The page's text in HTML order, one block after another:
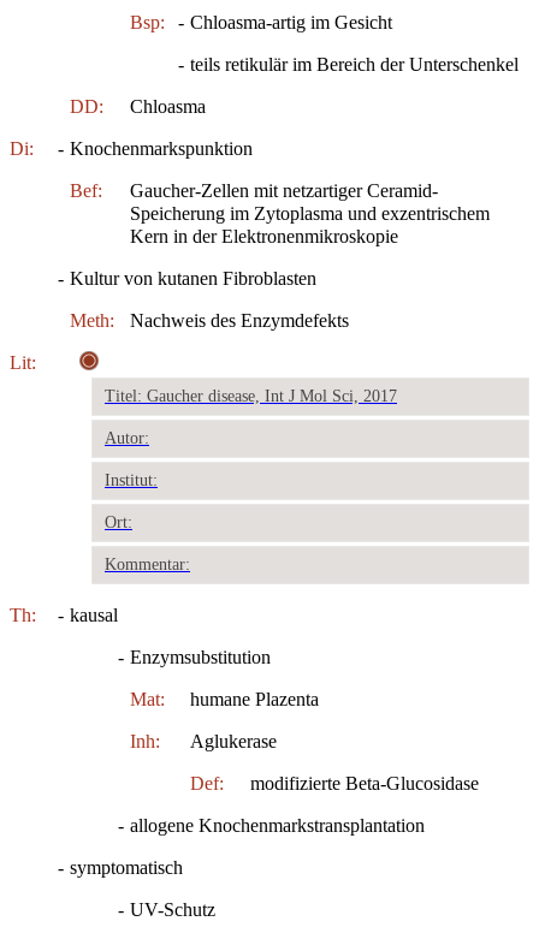
Bsp: - Chloasma-artig im Gesicht
- teils retikulär im Bereich der Unterschenkel
DD: Chloasma
Di: - Knochenmarkspunktion
Bef:
Gaucher-Zellen mit netzartiger Ceramid-
Speicherung im Zytoplasma und exzentrischem
Kern in der Elektronenmikroskopie
- Kultur von kutanen Fibroblasten
Meth: Nachweis des Enzymdefekts
Lit:
Titel: Gaucher disease, Int J Mol Sci, 2017
Autor:
Institut:
Ort:
Kommentar:
Th: - kausal
- Enzymsubstitution
Mat: humane Plazenta
Inh: Aglukerase
Def: modifizierte Beta-Glucosidase
- allogene Knochenmarkstransplantation
- symptomatisch
- UV-Schutz